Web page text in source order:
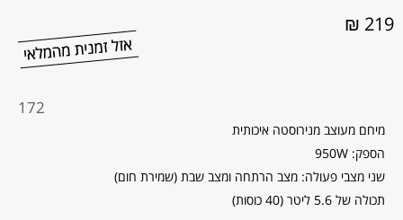
219 ₪
172
מוצר
מיחם מעוצב מנירוסטה איכותית
הספק: 950W
שני מצבי פעולה: מצב הרתחה ומצב שבת (שמירת חום)
תכולה של 5.6 ליטר (40 כוסות)